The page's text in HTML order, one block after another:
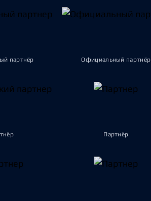
партнёр Официальный партнёр
Партнёр